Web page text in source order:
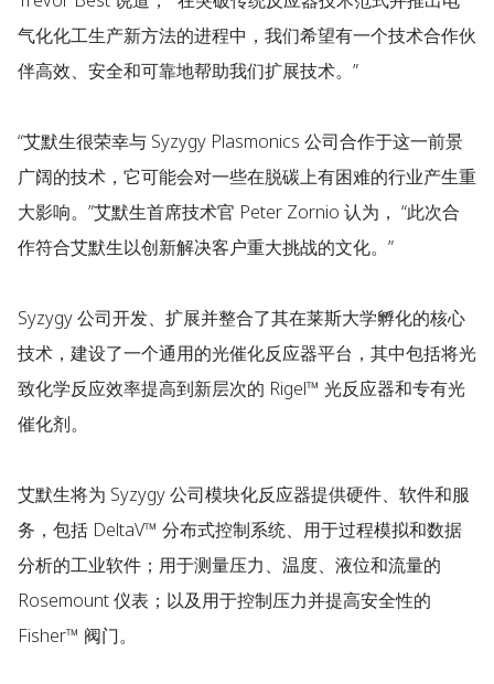
气化化工生产新方法的进程中，我们希望有一个技术合作伙
伴高效、安全和可靠地帮助我们扩展技术。”
“艾默生很荣幸与 Syzygy Plasmonics 公司合作于这一前景
广阔的技术，它可能会对一些在脱碳上有困难的行业产生重
大影响。”艾默生首席技术官 Peter Zornio 认为， “此次合
作符合艾默生以创新解决客户重大挑战的文化。”
Syzygy 公司开发、扩展并整合了其在莱斯大学孵化的核心
技术，建设了一个通用的光催化反应器平台，其中包括将光
致化学反应效率提高到新层次的 Rigel™ 光反应器和专有光
催化剂。
艾默生将为 Syzygy 公司模块化反应器提供硬件、软件和服
务，包括 DeltaV™ 分布式控制系统、用于过程模拟和数据
分析的工业软件；用于测量压力、温度、液位和流量的
Rosemount 仪表；以及用于控制压力并提高安全性的
Fisher™ 阀门。